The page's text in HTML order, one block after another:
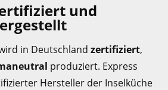
und
in Deutschland zertifiziert,
produziert. Express
Hersteller der Inselküche